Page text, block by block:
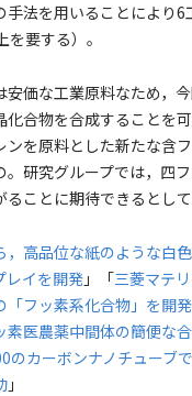
手法を用いることにより
要する）。
安価な工業原料なため，
化合物を合成することを
ンを原料とした新たな含
。研究グループでは，四
ことに期待できるとして
，高品位な紙のような白
レイを開発 」「三菱マテ
「フッ素系化合物」を開発
素医農薬中間体の簡便な
のカーボンナノチューブ
」